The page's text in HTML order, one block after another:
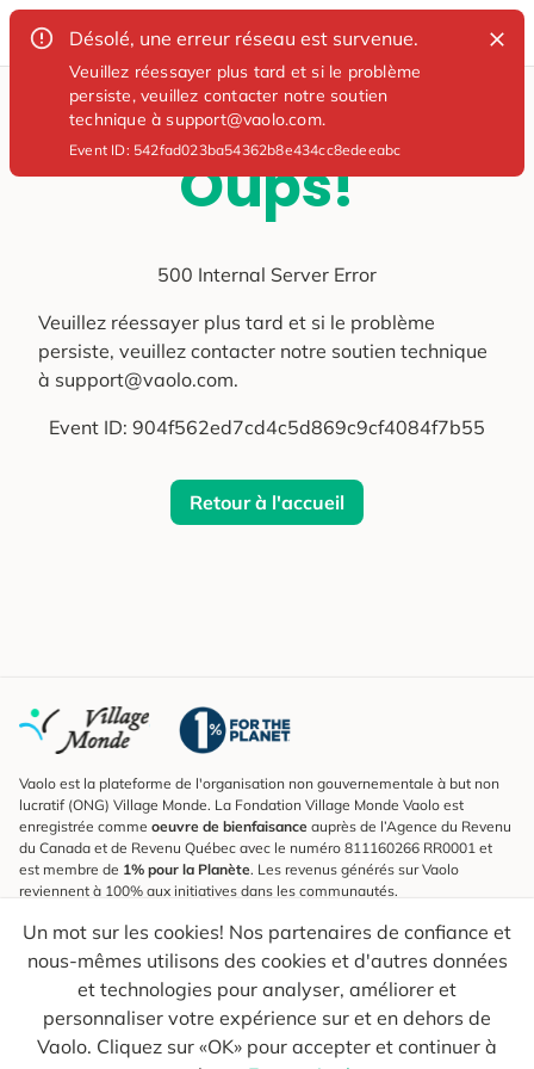
Désolé, une erreur réseau est survenue.
Veuillez réessayer plus tard et si le problème
persiste, veuillez contacter notre soutien
technique à support@vaolo.com.
Event ID: 542fad023ba54362b8e434cc8edeeabc
Oups!
500 Internal Server Error
Veuillez réessayer plus tard et si le problème
persiste, veuillez contacter notre soutien technique
à support@vaolo.com.
Event ID: 904f562ed7cd4c5d869c9cf4084f7b55
Retour à l'accueil
Un mot sur les cookies! Nos partenaires de confiance et
nous-mêmes utilisons des cookies et d'autres données
et technologies pour analyser, améliorer et
personnaliser votre expérience sur et en dehors de
Vaolo. Cliquez sur «OK» pour accepter et continuer à
Vaolo est la plateforme de l'organisation non gouvernementale à but non
lucratif (ONG) Village Monde. La Fondation Village Monde Vaolo est
enregistrée comme oeuvre de bienfaisance auprès de l’Agence du Revenu
du Canada et de Revenu Québec avec le numéro 811160266 RR0001 et
est membre de 1% pour la Planète. Les revenus générés sur Vaolo
reviennent à 100% aux initiatives dans les communautés.
S'inscrire à l'infolettre
Pour connaître les nouveautés, suivre nos explorateurs et recevoir des
astuces pour des voyages plus conscients.
Ton courriel Envoyer